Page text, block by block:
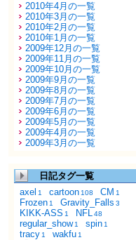
2010年4月の一覧
2010年3月の一覧
2010年2月の一覧
2010年1月の一覧
2009年12月の一覧
2009年11月の一覧
2009年10月の一覧
2009年9月の一覧
2009年8月の一覧
2009年7月の一覧
2009年6月の一覧
2009年5月の一覧
2009年4月の一覧
2009年3月の一覧
日記タグ一覧
axel 1 cartoon 108 CM 1
Frozen 1 Gravity_Falls 3
KIKK-ASS 1 NFL48
regular_show 1 spin 1
tracy 1 wakfu 1